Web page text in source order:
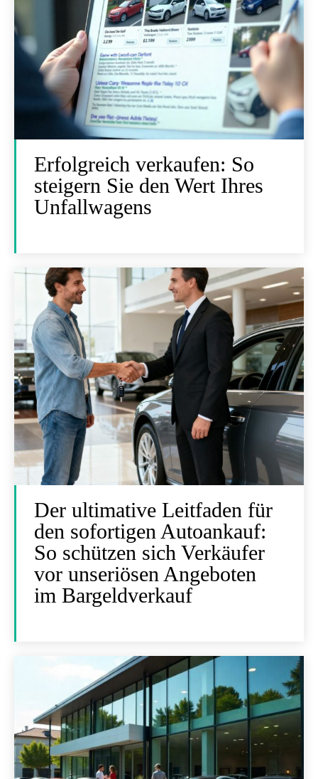
Erfolgreich verkaufen: So
steigern Sie den Wert Ihres
Unfallwagens
Der ultimative Leitfaden für
den sofortigen Autoankauf:
So schützen sich Verkäufer
vor unseriösen Angeboten
im Bargeldverkauf